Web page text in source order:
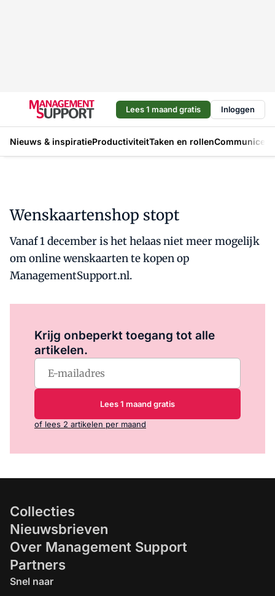
Lees 1 maand gratis Inloggen
Nieuws & inspiratieProductiviteitTaken en rollen
Wenskaartenshop stopt
Vanaf 1 december is het helaas niet meer mogelijk
om online wenskaarten te kopen op
ManagementSupport.nl.
Krijg onbeperkt toegang tot alle
artikelen.
Lees 1 maand gratis
of lees 2 artikelen per maand
Collecties
Nieuwsbrieven
Over Management Support
Partners
Snel naar